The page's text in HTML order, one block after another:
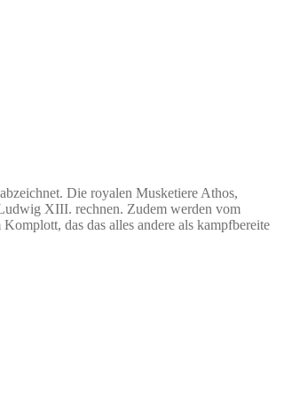
Die royalen Musketiere Athos,
XIII. rechnen. Zudem werden vom
das das alles andere als kampfbereite